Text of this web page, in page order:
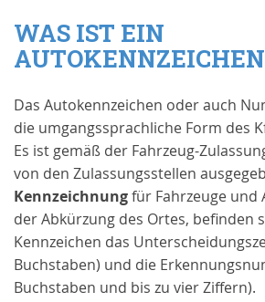
WAS IST EIN
Das Autokennzeichen oder auch
die umgangssprachliche Form des
Es ist gemäß der Fahrzeug-
von den Zulassungsstellen
Kennzeichnungfür Fahrzeuge und
der Abkürzung des Ortes, befinden
Kennzeichen das
Buchstaben) und die
Buchstaben und bis zu vier Ziffern).